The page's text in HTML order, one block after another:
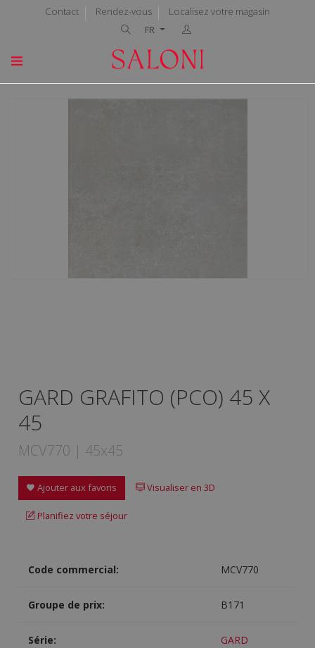
Contact Rendez-vous
Localisez votre magasin
FR
GARD GRAFITO (PCO) 45 X
45
MCV770 | 45x45
Ajouter aux favoris Visualiser en 3D
Planifiez votre séjour
Code commercial: MCV770
Groupe de prix: B171
Série: GARD